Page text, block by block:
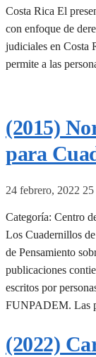
Costa Rica El
con enfoque de
judiciales en Costa
permite a las
(2015)
para
24 febrero, 2022
Categoría: Centro
Los Cuadernillos
de Pensamiento
publicaciones
escritos por
FUNPADEM. Las
(2022)